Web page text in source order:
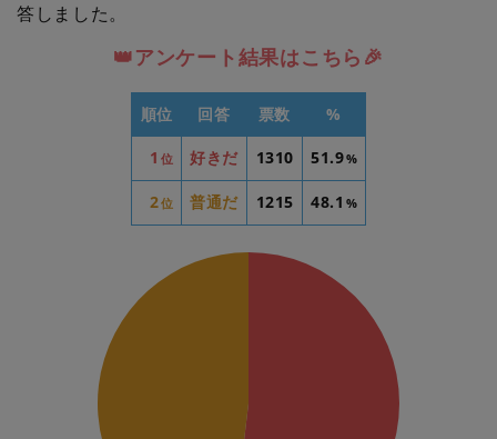
答しました。
👑アンケート結果はこちら🎉
順位 回答 票数 %
1 位 好きだ 1310 51.9%
2位 普通だ 1215 48.1 %